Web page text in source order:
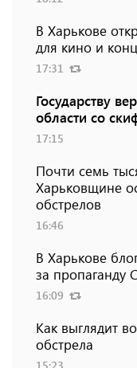
В Харькове
для кино и
17:31
Государству
области со
17:15
Почти семь
Харьковщине
обстрелов
16:46
В Харькове
за пропаганду
16:09
Как выглядит
обстрела